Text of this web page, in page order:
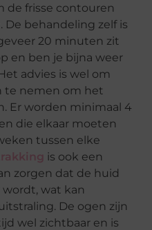
de frisse contouren
behandeling zelf is
20 minuten zit
en ben je bijna weer
advies is wel om
te nemen om het
Er worden minimaal 4
die elkaar moeten
tussen elke
is ook een
zorgen dat de huid
wat kan
De ogen zijn
wel zichtbaar en is